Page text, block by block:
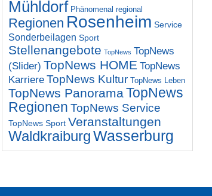
Mühldorf Phänomenal regional
Regionen Rosenheim Service
Sonderbeilagen Sport
Stellenangebote TopNews TopNews
(Slider) TopNews HOME TopNews
Karriere TopNews Kultur TopNews Leben
TopNews PanoramaTopNews
Regionen TopNews Service
TopNews Sport Veranstaltungen
WaldkraiburgWasserburg